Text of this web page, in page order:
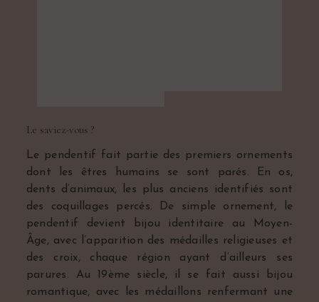
Le saviez-vous ?
Le pendentif fait partie des premiers ornements
dont les êtres humains se sont parés. En os,
dents d’animaux, les plus anciens identifiés sont
des coquillages percés. De simple ornement, le
pendentif devient bijou identitaire au Moyen-
Âge, avec l’apparition des médailles religieuses et
des croix, chaque région ayant d’ailleurs ses
parures. Au 19ème siècle, il se fait aussi bijou
romantique, avec les médaillons renfermant une